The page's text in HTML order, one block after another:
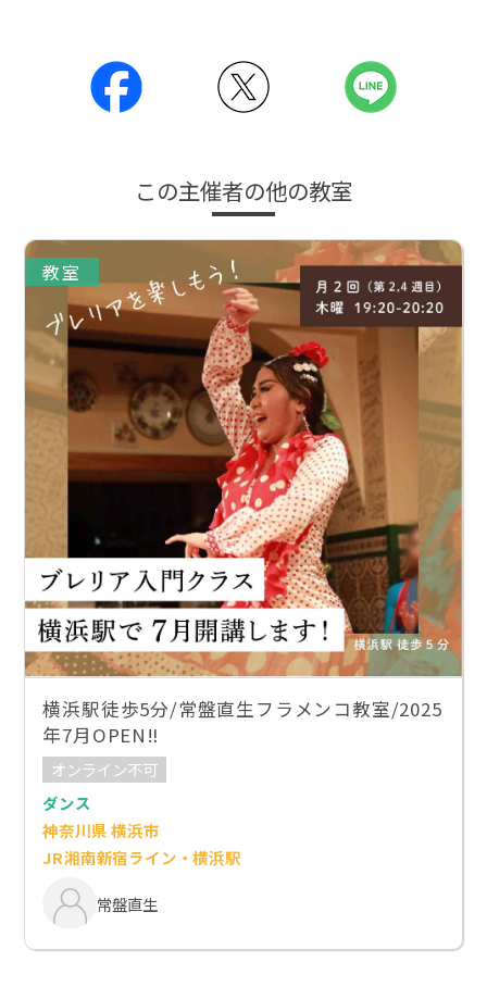
この主催者の他の教室
教室
横浜駅徒歩5分/常盤直生フラメンコ教室/2025
年7月OPEN‼️
オンライン不可
ダンス
神奈川県 横浜市
JR湘南新宿ライン・横浜駅
常盤直生